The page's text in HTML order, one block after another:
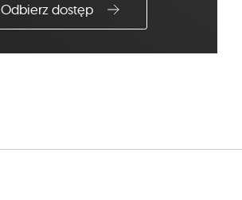
Odbierz dostęp